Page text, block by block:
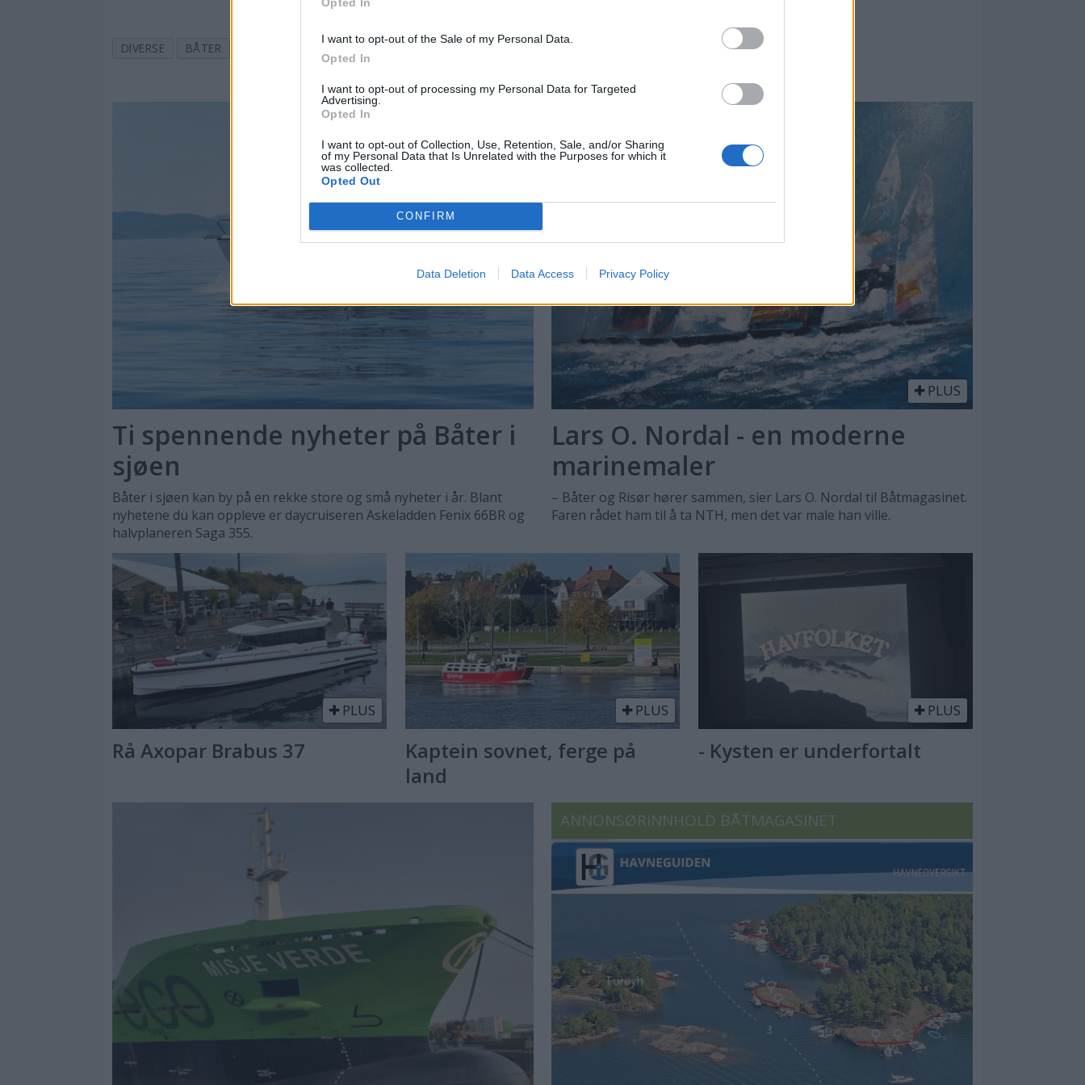
I want to opt-out of the Sale of my Personal Data.
Opted In
I want to opt-out of processing my Personal Data for Targeted
Advertising.
Opted In
I want to opt-out of Collection, Use, Retention, Sale, and/or Sharing
of my Personal Data that Is Unrelated with the Purposes for which it
was collected.
Opted Out
CONFIRM
Data Deletion Data Access Privacy Policy
DIVERSE BÅTER BM BLADARKIV ALLERBM VESTFJORDEN UTGAVE NR 14 2009
Ti spennende nyheter på Båter i
sjøen
Båter i sjøen kan by på en rekke store og små nyheter i år. Blant
nyhetene du kan oppleve er daycruiseren Askeladden Fenix 66BR og
halvplaneren Saga 355.
PLUS
Lars O. Nordal - en moderne
marinemaler
– Båter og Risør hører sammen, sier Lars O. Nordal til Båtmagasinet.
Faren rådet ham til å ta NTH, men det var male han ville.
PLUS
Rå Axopar Brabus 37
PLUS
Kaptein sovnet, ferge på
land
PLUS
- Kysten er underfortalt
ANNONSØRINNHOLD BÅTMAGASINET